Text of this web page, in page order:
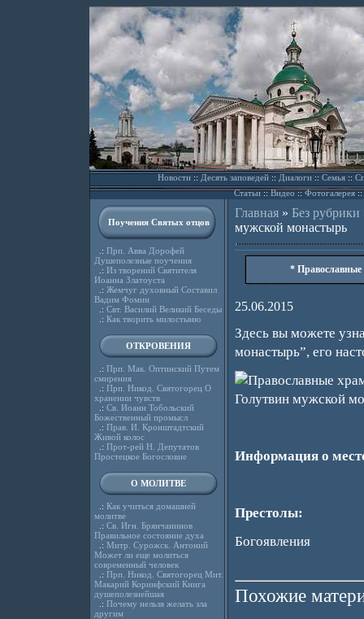
Новости::Десять заповедей::Диалоги::Семья::
Статьи::Видео ::Фотогалерея::
Поучения Святых отцов
.: Прп. Авва Дорофей
Душеполезные поучения
.: Из творений Святителя
Иоанна Златоуста
.: Жемчуг духовный Составил
Вадим Фомин
.: Свт. Василий Великий Беседы
.: Как творить милостыню
ОТКРОВЕНИЯ
.: Прп. Мак. Оптинский Путем
смирения
.: Прп. Никод. Святогорец О
хранении чувств
.: Св. Иоанн Тобольский
Божественный промысл
.: Прав. И. Кронштадтский
Живой колос
.: Прот-рей Н. Депутатов
Простецкое Богословие
О МОЛИТВЕ
.: Как учиться домашней
молитве
.: Св. Игн. Брянчанинов
Правильное состояние духа
.: Митр. Сурожск. Антоний
Может ли еще молиться
современный человек
.: Прп. Никод. Святогорец Мит.
Макарий Коринфский Книга
душеполезнейшая
.: Почему нельзя желать зла
другим
Главная» Без рубрики
мужской монастырь
*
25.06.2015
Здесь вы можете
монастырь”, его
Информация о
Престолы:
Богоявления
Похожие